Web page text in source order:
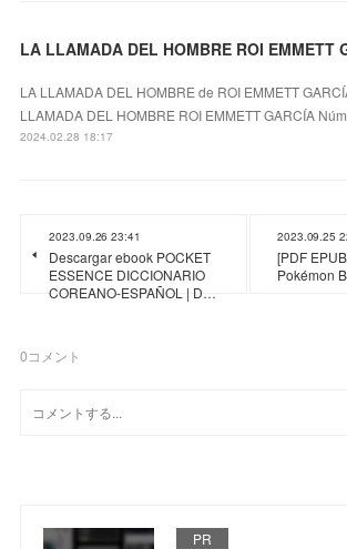
LA LLAMADA DEL HOMBRE de ROI EMMETT
LLAMADA DEL HOMBRE ROI EMMETT GARCÍA
2024.02.28 18:17
2023.09.26 23:41
Descargar ebook POCKET
ESSENCE DICCIONARIO
COREANO-ESPAÑOL | D…
2023.09.25
[PDF
Pokémon
0コメント
PR